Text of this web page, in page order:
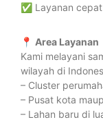
✅ Layanan
📍 Area Layanan
Kami melayani
wilayah di
– Cluster
– Pusat kota
– Lahan baru di